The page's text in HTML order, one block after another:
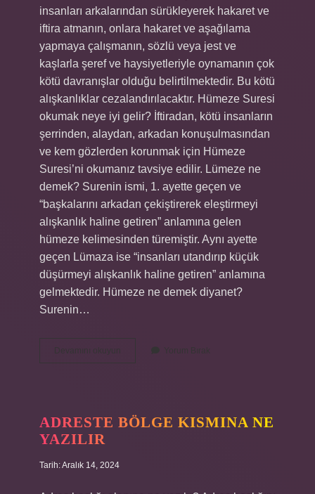
insanları arkalarından sürükleyerek hakaret ve
iftira atmanın, onlara hakaret ve aşağılama
yapmaya çalışmanın, sözlü veya jest ve
kaşlarla şeref ve haysiyetleriyle oynamanın çok
kötü davranışlar olduğu belirtilmektedir. Bu kötü
alışkanlıklar cezalandırılacaktır. Hümeze Suresi
okumak neye iyi gelir? İftiradan, kötü insanların
şerrinden, alaydan, arkadan konuşulmasından
ve kem gözlerden korunmak için Hümeze
Suresi’ni okumanız tavsiye edilir. Lümeze ne
demek? Surenin ismi, 1. ayette geçen ve
“başkalarını arkadan çekiştirerek eleştirmeyi
alışkanlık haline getiren” anlamına gelen
hümeze kelimesinden türemiştir. Aynı ayette
geçen Lümaza ise “insanları utandırıp küçük
düşürmeyi alışkanlık haline getiren” anlamına
gelmektedir. Hümeze ne demek diyanet?
Surenin…
Demek
ADRESTE BÖLGE KISMINA NE
YAZILIR
Tarih: Aralık 14, 2024